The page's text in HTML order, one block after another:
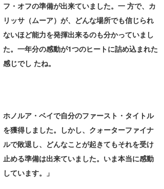
フ・オフの準備が出来ていました。一 方で、カ
リッサ（ムーア）が、どんな場所でも信じられ
ないほど能力を発揮出来るのも分かっていまし
た。一年分の感動が1つのヒートに詰め込まれた
感じでし たね。
ホノルア・ベイで自分のファースト・タイトル
を獲得しました。しかし、クォーターファイナ
ルで敗退し、どんなことが起きてもそれを受け
止める準備は出来ていました。いま本当に感動
しています。」